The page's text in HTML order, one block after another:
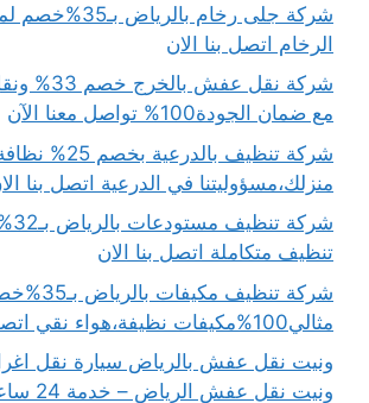
شركة جلى رخام
الرخام اتصل بنا الان
شركة نقل
مع ضمان الجودة100% تواصل معنا الآن
شركة تنظيف بالدرعية بخصم 25%
منزلك،مسؤوليتنا في الدرعية اتصل بنا
تنظيف متكاملة اتصل بنا الان
شركة تنظيف
مثالي100%مكيفات نظيفة،هواء نقي اتصل بنا الان
ونيت نقل عفش بالرياض سيارة نقل